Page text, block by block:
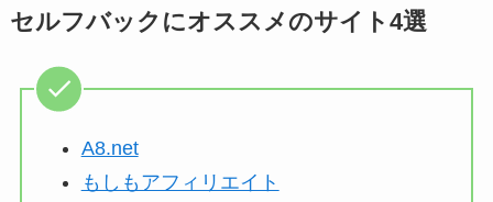
セルフバックにオススメのサイト4選
A8.net
もしもアフィリエイト